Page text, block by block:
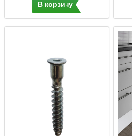
В корзину